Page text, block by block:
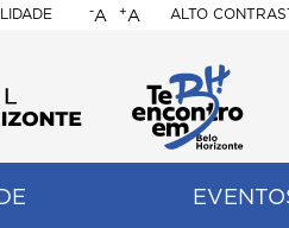
-A +A ALTO